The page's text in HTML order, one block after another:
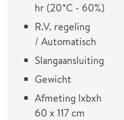
hr (20*C - 60%)
R.V.
/ Automatisch
Gewicht
Afmeting
60 x 117 cm